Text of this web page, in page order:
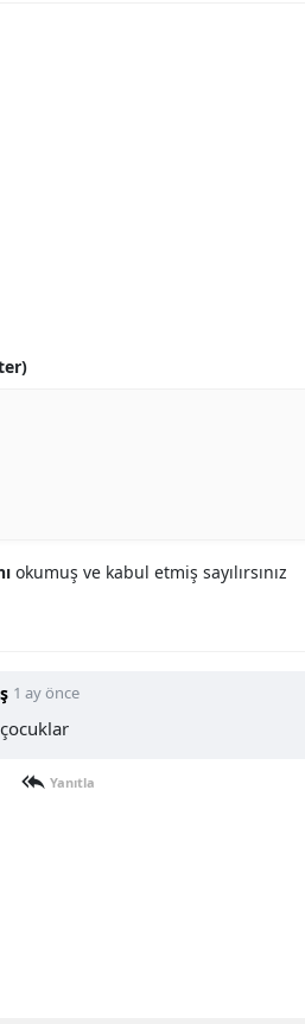
okumuş ve kabul etmiş sayılırsınız
1 ay önce
Yanıtla